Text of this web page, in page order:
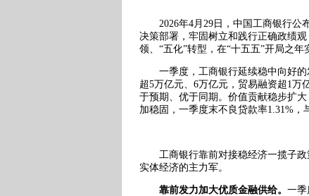
2026年4月29日，中国工商银行公布
决策部署，牢固树立和践行正确政绩
领、“五化”转型，在“十五五”开局之年
一季度，工商银行延续稳中向好的
超5万亿元、6万亿元，贸易融资超1万
于预期、优于同期。价值贡献稳步扩
加稳固，一季度末不良贷款率1.31%，
工商银行靠前对接稳经济一揽子政
实体经济的主力军。
靠前发力加大优质金融供给。 一季